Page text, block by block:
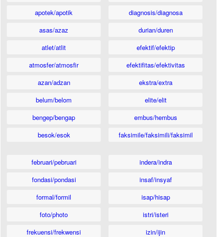
apotek/apotik
asas/azaz
atlet/atlit
atmosfer/atmosfir
azan/adzan
belum/belom
bengep/bengap
besok/esok
diagnosis/diagnosa
durian/duren
efektif/efektip
efektifitas/efektivitas
ekstra/extra
elite/elit
embus/hembus
faksimile/faksimili/faksimil
februari/pebruari
fondasi/pondasi
formal/formil
foto/photo
frekuensi/frekwensi
indera/indra
insaf/insyaf
isap/hisap
istri/isteri
izin/ijin